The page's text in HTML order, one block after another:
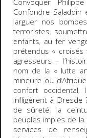
Convoquer
Confondre Saladdin
larguer nos
terroristes,
enfants, au fer
prétendus «
agresseurs –
nom de la « lutte
mineure ou
confort
infligèrent à Dresde
de sûreté, la
peuples impies de la
services de